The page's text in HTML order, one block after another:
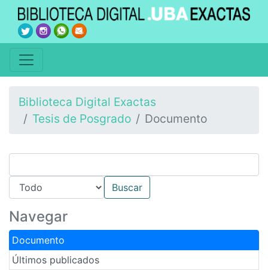
Biblioteca Digital Exactas
Tesis de Posgrado
Documento
Navegar
Documento
Últimos publicados